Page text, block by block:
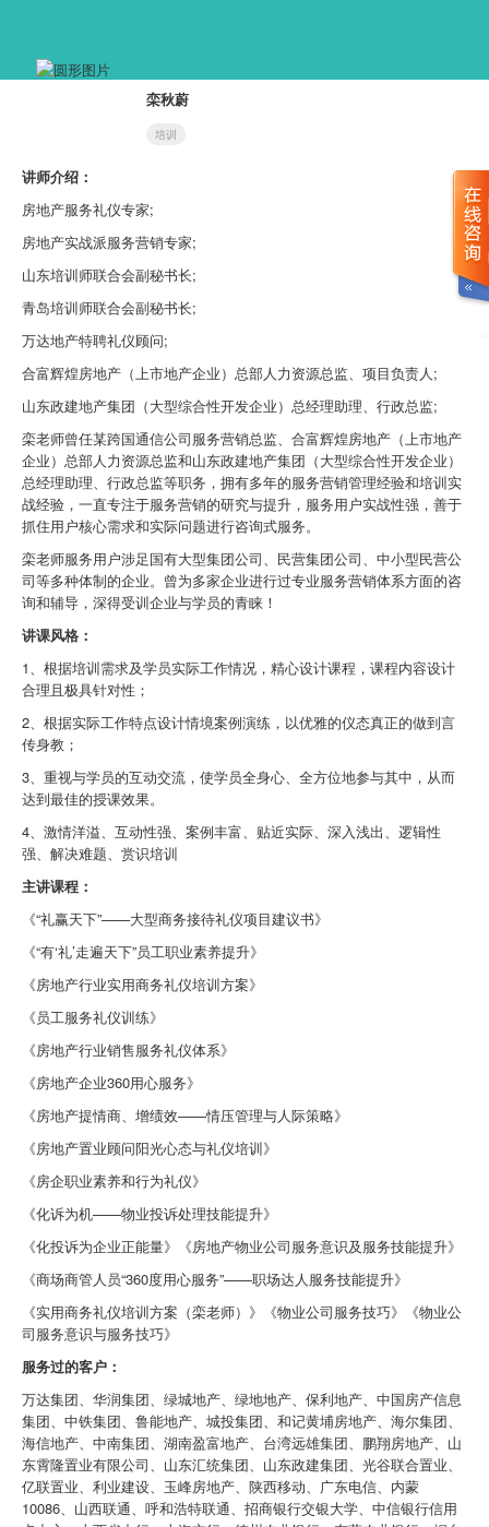
栾秋蔚
培训
讲师介绍：
房地产服务礼仪专家;
房地产实战派服务营销专家;
山东培训师联合会副秘书长;
青岛培训师联合会副秘书长;
万达地产特聘礼仪顾问;
合富辉煌房地产（上市地产企业）总部人力资源总监、项目负责人;
山东政建地产集团（大型综合性开发企业）总经理助理、行政总监;
栾老师曾任某跨国通信公司服务营销总监、合富辉煌房地产（上市地产
企业）总部人力资源总监和山东政建地产集团（大型综合性开发企业）
总经理助理、行政总监等职务，拥有多年的服务营销管理经验和培训实
战经验，一直专注于服务营销的研究与提升，服务用户实战性强，善于
抓住用户核心需求和实际问题进行咨询式服务。
栾老师服务用户涉足国有大型集团公司、民营集团公司、中小型民营公
司等多种体制的企业。曾为多家企业进行过专业服务营销体系方面的咨
询和辅导，深得受训企业与学员的青睐！
讲课风格：
1、根据培训需求及学员实际工作情况，精心设计课程，课程内容设计
合理且极具针对性；
2、根据实际工作特点设计情境案例演练，以优雅的仪态真正的做到言
传身教；
3、重视与学员的互动交流，使学员全身心、全方位地参与其中，从而
达到最佳的授课效果。
4、激情洋溢、互动性强、案例丰富、贴近实际、深入浅出、逻辑性
强、解决难题、赏识培训
主讲课程：
《“礼赢天下”——大型商务接待礼仪项目建议书》
《“有‘礼’走遍天下”员工职业素养提升》
《房地产行业实用商务礼仪培训方案》
《员工服务礼仪训练》
《房地产行业销售服务礼仪体系》
《房地产企业360用心服务》
《房地产提情商、增绩效——情压管理与人际策略》
《房地产置业顾问阳光心态与礼仪培训》
《房企职业素养和行为礼仪》
《化诉为机——物业投诉处理技能提升》
《化投诉为企业正能量》《房地产物业公司服务意识及服务技能提升》
《商场商管人员“360度用心服务”——职场达人服务技能提升》
《实用商务礼仪培训方案（栾老师）》《物业公司服务技巧》《物业公
司服务意识与服务技巧》
服务过的客户：
万达集团、华润集团、绿城地产、绿地地产、保利地产、中国房产信息
集团、中铁集团、鲁能地产、城投集团、和记黄埔房地产、海尔集团、
海信地产、中南集团、湖南盈富地产、台湾远雄集团、鹏翔房地产、山
东霄隆置业有限公司、山东汇统集团、山东政建集团、光谷联合置业、
亿联置业、利业建设、玉峰房地产、陕西移动、广东电信、内蒙
10086、山西联通、呼和浩特联通、招商银行交银大学、中信银行信用